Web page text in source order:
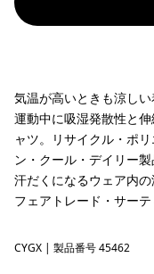
気温が高いときも涼しい
運動中に吸湿発散性と
ャツ。リサイクル・ポ
ン・クール・デイリー
汗だくになるウェア内
フェアトレード・サー
Canopy Green - Light Canopy Green X-Dye
CYGX | 製品番号 45462